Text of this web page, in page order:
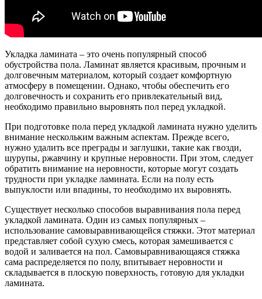
Укладка ламината – это очень популярный способ
обустройства пола. Ламинат является красивым, прочным и
долговечным материалом, который создает комфортную
атмосферу в помещении. Однако, чтобы обеспечить его
долговечность и сохранить его привлекательный вид,
необходимо правильно выровнять пол перед укладкой.
При подготовке пола перед укладкой ламината нужно уделить
внимание нескольким важным аспектам. Прежде всего,
нужно удалить все преграды и заглушки, такие как гвозди,
шурупы, ржавчину и крупные неровности. При этом, следует
обратить внимание на неровности, которые могут создать
трудности при укладке ламината. Если на полу есть
выпуклости или впадины, то необходимо их выровнять.
Существует несколько способов выравнивания пола перед
укладкой ламината. Один из самых популярных –
использование самовыравнивающейся стяжки. Этот материал
представляет собой сухую смесь, которая замешивается с
водой и заливается на пол. Самовыравнивающаяся стяжка
сама распределяется по полу, впитывает неровности и
складывается в плоскую поверхность, готовую для укладки
ламината.